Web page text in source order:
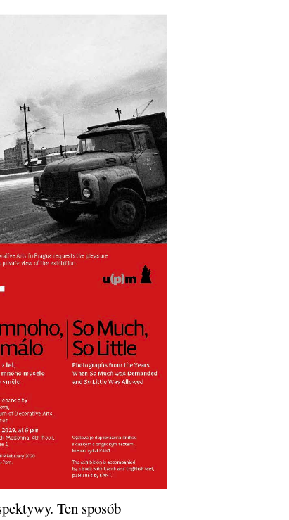
Ten sposób